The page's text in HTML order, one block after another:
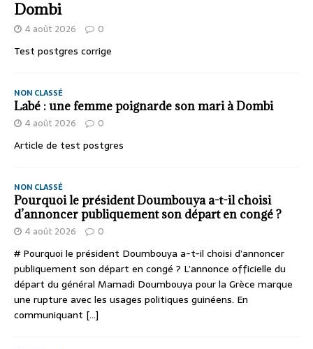
Dombi
4 août 2026 0
Test postgres corrige
NON CLASSÉ
Labé : une femme poignarde son mari à Dombi
4 août 2026 0
Article de test postgres
NON CLASSÉ
Pourquoi le président Doumbouya a-t-il choisi
d’annoncer publiquement son départ en congé ?
4 août 2026 0
# Pourquoi le président Doumbouya a-t-il choisi d’annoncer
publiquement son départ en congé ? L’annonce officielle du
départ du général Mamadi Doumbouya pour la Grèce marque
une rupture avec les usages politiques guinéens. En
communiquant [...]